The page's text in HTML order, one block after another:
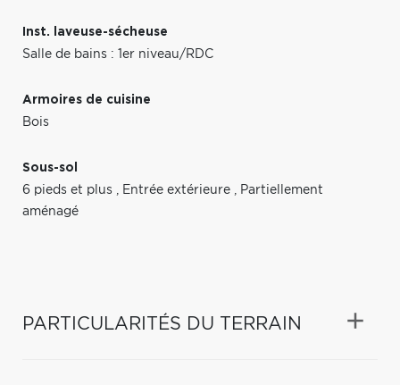
Inst. laveuse-sécheuse
Salle de bains : 1er niveau/RDC
Armoires de cuisine
Bois
Sous-sol
6 pieds et plus , Entrée extérieure , Partiellement
aménagé
PARTICULARITÉS DU TERRAIN